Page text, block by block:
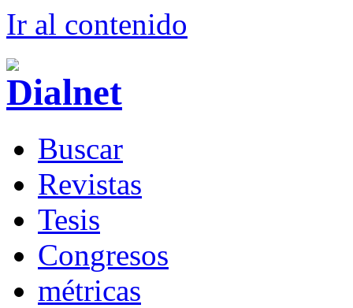
Ir al contenido
Buscar
Revistas
Tesis
Congresos
métricas